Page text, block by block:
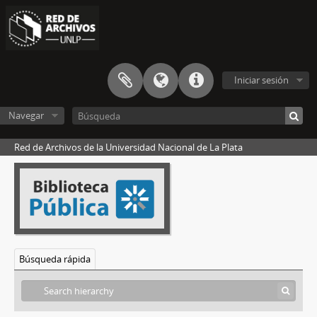
Iniciar sesión
Navegar
Red de Archivos de la Universidad Nacional de La Plata
Búsqueda rápida
131591 - Carta de Francisco Cruz mencionándole a Almafuerte los retratos no realizados y acompañando el envío de un traje como regalo o como pago por ellos
131588 - Carta de Francisco Cruz en la que enaltece la versión de Almafuerte sobre el poeta italiano Giosuè Carducci y su obra en comparación con la de Miguel de Unamuno publicada por <i>La Nación</i>
131340 - Carta de Francisco Cruz solicitándole a Almafuerte el envío de unos retratos que debía pintar
131336 - Carta de Francisco Cruz a Almafuerte informándole sobre un asunto legal del Dr. Lecourt
131199 - Carta de Joaquín Castellanos que acompañaría un nombramiento en un cargo para Almafuerte
131193 - Carta de Joaquín Castellanos solicitando a Almafuerte participación en un acto por los obreros de La Plata
131194 - Carta de Joaquín Castellanos a Almafuerte comunicándole el estado anímico de su hijo
131037 - Carta de Joaquín Castellanos a Almafuerte felicitándolo por el discurso pronunciado en honor del Dr. Alem
131035 - Telegrama de Joaquín Castellanos solicitándole a Almafuerte alguna de sus producciones para una publicación
130648 - Carta de Francisco Barroetaveña a Almafuerte sobre el caso de un amigo que padece epilepsia
130645 - Carta de Francisco Barroetaveña a Almafuerte reiterando la solicitud de que pronuncie un discurso en el festival de la Liga Nacional de Educación, adjuntando además unos artículos sobre dicho festival
130644 - Carta de Francisco Barroetaveña a Almafuerte con felicitaciones por la oración a Miss Cavell y con un pedido de participación para un acto de la Liga de la Educación